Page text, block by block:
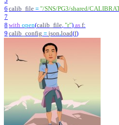
6 calib_file = "/SNS/PG3/shared/
7
8 with open(calib_file, "r") as f:
9 calib_config = json.load(f)